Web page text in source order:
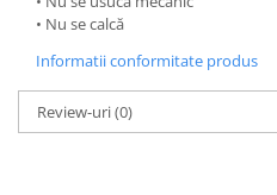
• Nu se calcă
Informatii conformitate produs
Review-uri(0)